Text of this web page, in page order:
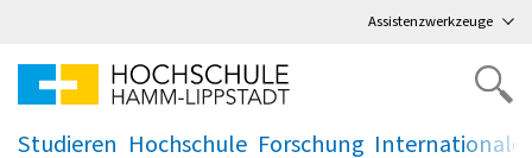
Assistenzwerkzeuge
Studieren Hochschule Forschung